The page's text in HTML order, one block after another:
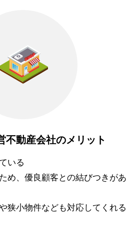
不動産会社のメリット
いる
め、優良顧客との結びつきがあ
狭小物件なども対応してくれる